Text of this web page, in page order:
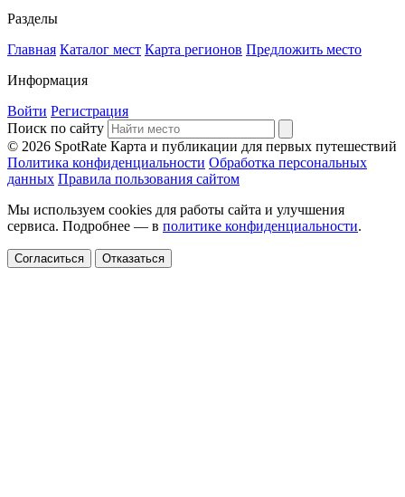
Разделы
Главная Каталог мест Карта регионов Предложить место
Информация
Войти Регистрация
Поиск по сайту
© 2026 SpotRate Карта и публикации для первых путешествий
Политика конфиденциальности Обработка персональных
данных Правила пользования сайтом
Мы используем cookies для работы сайта и улучшения
сервиса. Подробнее — в политике конфиденциальности.
Согласиться Отказаться